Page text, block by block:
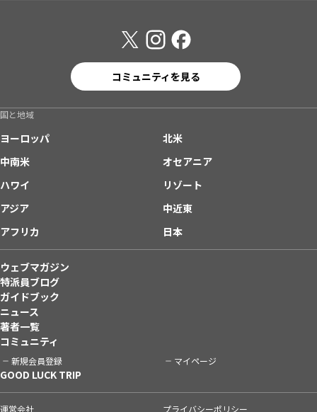
コミュニティを見る
国と地域
ヨーロッパ
北米
中南米
オセアニア
ハワイ
リゾート
アジア
中近東
アフリカ
日本
ウェブマガジン
特派員ブログ
ガイドブック
ニュース
著者一覧
コミュニティ
新規会員登録 マイページ
GOOD LUCK TRIP
運営会社 プライバシーポリシー